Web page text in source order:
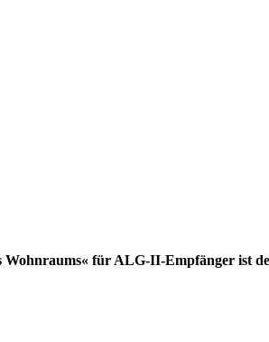
Wohnraums« für ALG-II-Empfänger